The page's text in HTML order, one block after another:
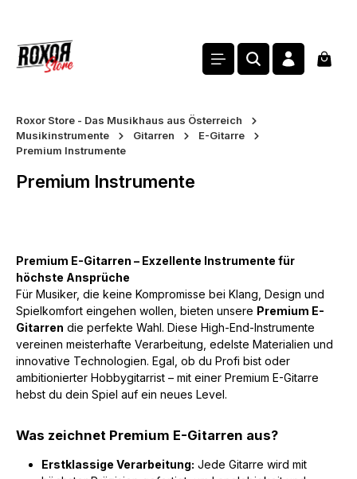
Roxor Store - Das Musikhaus aus Österreich
Musikinstrumente
Gitarren
E-Gitarre
Premium Instrumente
Premium Instrumente
Premium E-Gitarren – Exzellente Instrumente für
höchste Ansprüche
Für Musiker, die keine Kompromisse bei Klang, Design und
Spielkomfort eingehen wollen, bieten unsere Premium E-
Gitarren die perfekte Wahl. Diese High-End-Instrumente
vereinen meisterhafte Verarbeitung, edelste Materialien und
innovative Technologien. Egal, ob du Profi bist oder
ambitionierter Hobbygitarrist – mit einer Premium E-Gitarre
hebst du dein Spiel auf ein neues Level.
Was zeichnet Premium E-Gitarren aus?
Erstklassige Verarbeitung: Jede Gitarre wird mit